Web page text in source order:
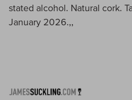
stated alcohol. Natural cork.
January 2026.,,